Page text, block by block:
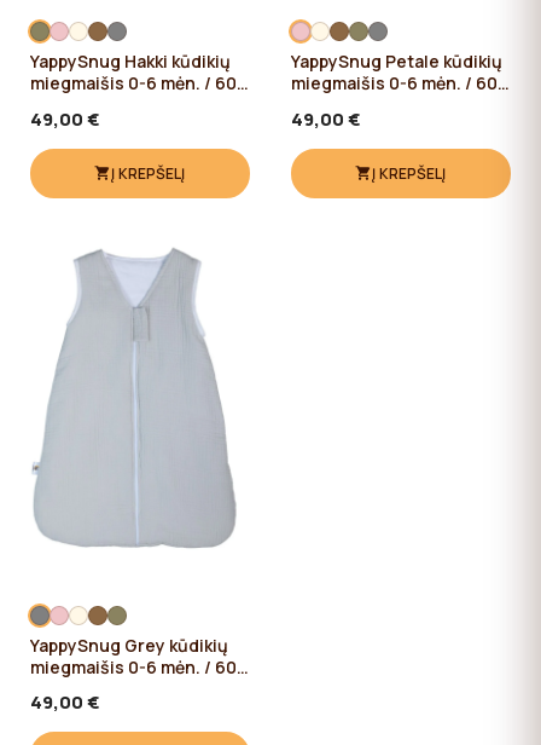
YappySnug Hakki kūdikių
miegmaišis 0-6 mėn. / 60
49,00 €
Į KREPŠELĮ
YappySnug Petale kūdikių
miegmaišis 0-6 mėn. / 60
49,00 €
Į KREPŠELĮ
YappySnug Grey kūdikių
miegmaišis 0-6 mėn. / 60
49,00 €